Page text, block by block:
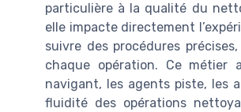
particulière à la qualité du
elle impacte directement
suivre des procédures
chaque opération. Ce métier
navigant, les agents piste, les
fluidité des opérations